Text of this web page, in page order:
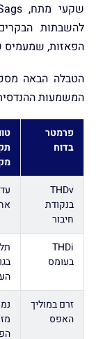
להשבתות
הפאזות, שמעמיס
הטבלה הבאה
המשמעות
פרמטר
בדוח
THDv
בנקודת
חיבור
THDi
בעומס
זרם במוליך
האפס